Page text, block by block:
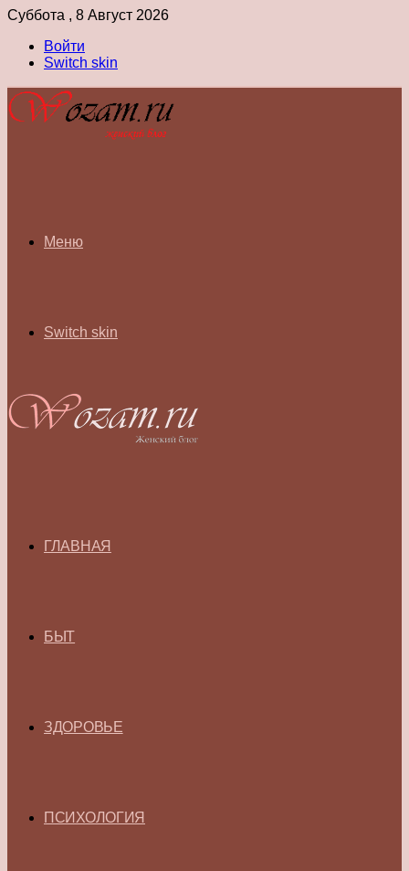
Суббота , 8 Август 2026
Войти
Switch skin
Меню
Switch skin
ГЛАВНАЯ
БЫТ
ЗДОРОВЬЕ
ПСИХОЛОГИЯ